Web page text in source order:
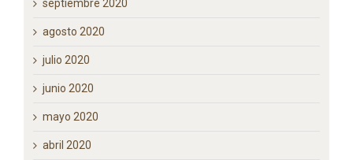
octubre 2020
septiembre 2020
agosto 2020
julio 2020
junio 2020
mayo 2020